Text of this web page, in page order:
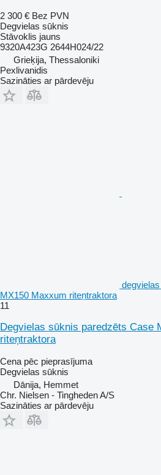
2 300 € Bez PVN
Degvielas sūknis
Stāvoklis jauns
9320A423G 2644H024/22
Grieķija, Thessaloniki
Pexlivanidis
Sazināties ar pārdevēju
MX150 Maxxum riteņtraktora
11
Degvielas sūknis paredzēts Case
riteņtraktora
Cena pēc pieprasījuma
Degvielas sūknis
Dānija, Hemmet
Chr. Nielsen - Tingheden A/S
Sazināties ar pārdevēju